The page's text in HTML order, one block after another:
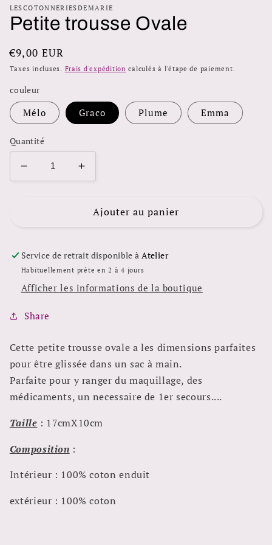
dans
une
fenêtre
modale
LESCOTONNERIESDEMARIE
Petite trousse Ovale
Prix
habituel
€9,00 EUR
Taxes incluses. Frais d'expédition calculés à l'étape de paiement.
couleur
Mélo Graco Plume Emma
Quantité
Réduire
la
Ovale
Augmenter
la
de
Ovale
Ajouter au panier
Service de retrait disponible àAtelier
Habituellement prête en 2 à 4 jours
Afficher les informations de la boutique
Share
Cette petite trousse ovale a les dimensions parfaites
pour être glissée dans un sac à main.
Parfaite pour y ranger du maquillage, des
médicaments, un necessaire de 1er secours....
Taille : 17cmX10cm
Composition :
Intérieur : 100% coton enduit
extérieur : 100% coton